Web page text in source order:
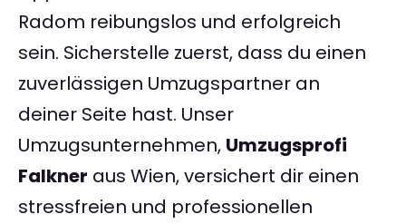
Radom reibungslos und erfolgreich
sein. Sicherstelle zuerst, dass du einen
zuverlässigen Umzugspartner an
deiner Seite hast. Unser
Umzugsunternehmen, Umzugsprofi
Falkner aus Wien, versichert dir einen
stressfreien und professionellen